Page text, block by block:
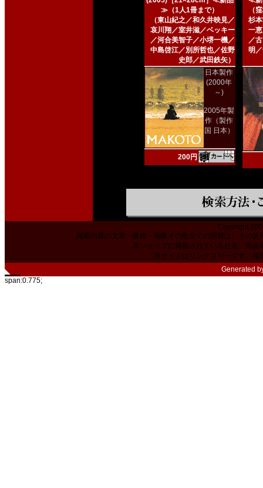
≫（1人1冊まで）
（東山紀之／和久井映見／
哀川翔／室井滋／ベッキー
／河合美智子／小堺一機／
中島啓江／別所哲也／佐野
史郎／武田鉄矢）
日本製作
(2000年
～)
2005年製
作（製作
国 日本）
200円
（
杉
一
／
明
Copyright
掲載内容の文章・価格・画像その他全ての情報は、その
本ショップに掲載されている社名、商
当サイトはリンクフリーです。相
Generated
span:0.775;